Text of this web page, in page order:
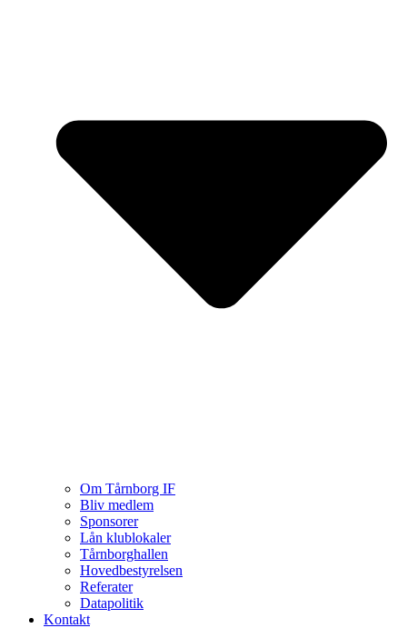
Om Tårnborg IF
Bliv medlem
Sponsorer
Lån klublokaler
Tårnborghallen
Hovedbestyrelsen
Referater
Datapolitik
Kontakt